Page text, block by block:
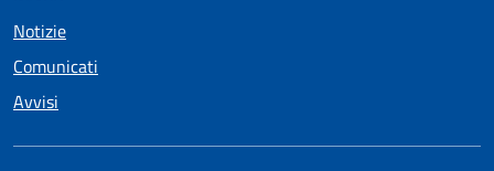
Notizie
Comunicati
Avvisi